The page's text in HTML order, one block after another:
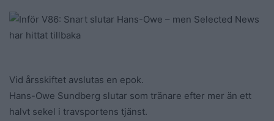
Vid årsskiftet avslutas en epok.
Hans-Owe Sundberg slutar som tränare efter mer än ett
halvt sekel i travsportens tjänst.